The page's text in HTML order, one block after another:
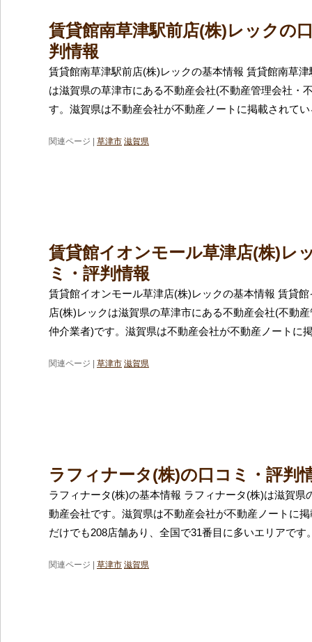
賃貸館南草津駅前店(株)レックの
判情報
賃貸館南草津駅前店(株)レックの基本情報 賃貸館南草
は滋賀県の草津市にある不動産会社(不動産管理会社・
す。滋賀県は不動産会社が不動産ノートに掲載されて
関連ページ | 草津市 滋賀県
賃貸館イオンモール草津店(株)レ
ミ・評判情報
賃貸館イオンモール草津店(株)レックの基本情報 賃貸
店(株)レックは滋賀県の草津市にある不動産会社(不動
仲介業者)です。滋賀県は不動産会社が不動産ノートに
関連ページ | 草津市 滋賀県
ラフィナータ(株)の口コミ・評判
ラフィナータ(株)の基本情報 ラフィナータ(株)は滋賀県
動産会社です。滋賀県は不動産会社が不動産ノートに
だけでも208店舗あり、全国で31番目に多いエリアです
関連ページ | 草津市 滋賀県